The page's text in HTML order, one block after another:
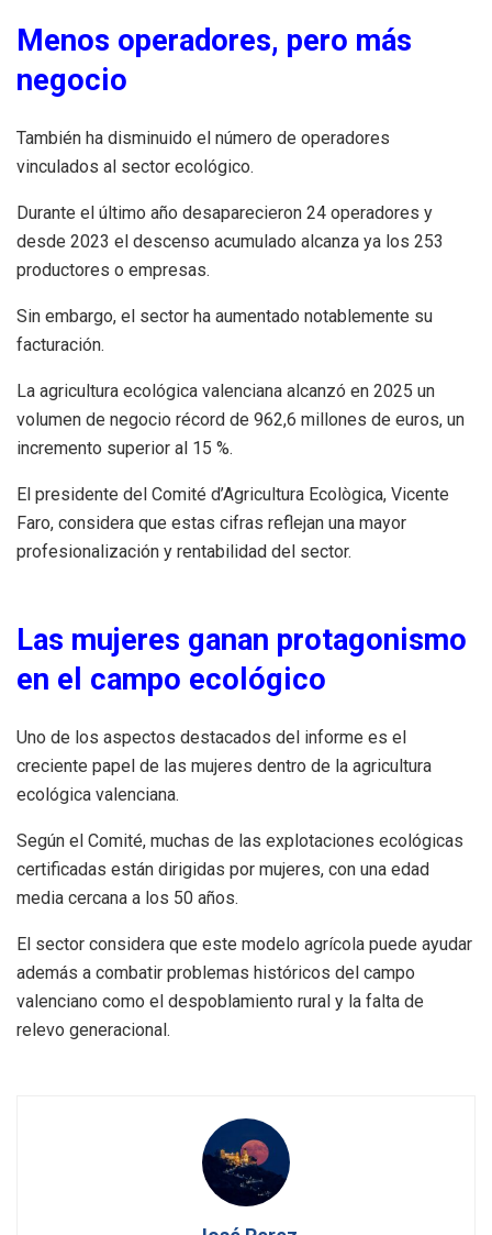
Menos operadores, pero más
negocio
También ha disminuido el número de operadores
vinculados al sector ecológico.
Durante el último año desaparecieron 24 operadores y
desde 2023 el descenso acumulado alcanza ya los 253
productores o empresas.
Sin embargo, el sector ha aumentado notablemente su
facturación.
La agricultura ecológica valenciana alcanzó en 2025 un
volumen de negocio récord de 962,6 millones de euros, un
incremento superior al 15 %.
El presidente del Comité d’Agricultura Ecològica, Vicente
Faro, considera que estas cifras reflejan una mayor
profesionalización y rentabilidad del sector.
Las mujeres ganan protagonismo
en el campo ecológico
Uno de los aspectos destacados del informe es el
creciente papel de las mujeres dentro de la agricultura
ecológica valenciana.
Según el Comité, muchas de las explotaciones ecológicas
certificadas están dirigidas por mujeres, con una edad
media cercana a los 50 años.
El sector considera que este modelo agrícola puede ayudar
además a combatir problemas históricos del campo
valenciano como el despoblamiento rural y la falta de
relevo generacional.